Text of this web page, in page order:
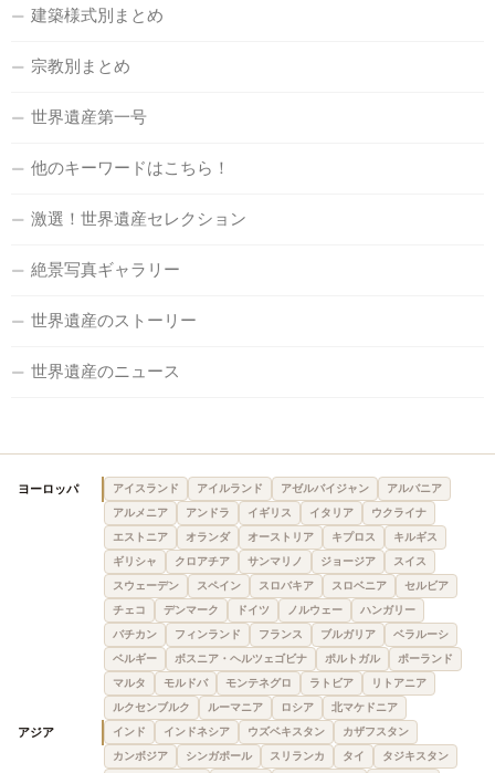
建築様式別まとめ
宗教別まとめ
世界遺産第一号
他のキーワードはこちら！
激選！世界遺産セレクション
絶景写真ギャラリー
世界遺産のストーリー
世界遺産のニュース
ヨーロッパ アイスランド アイルランド アゼルバイジャン
アルバニア
アルメニア
アンドラ イギリス イタリア
ウクライナ
エストニア
オランダ オーストリア キプロス
キルギス
ギリシャ
クロアチア サンマリノ ジョージア
スイス
スウェーデン
スペイン スロバキア スロベニア
セルビア
チェコ
デンマーク ドイツ ノルウェー
ハンガリー
バチカン
フィンランド フランス ブルガリア
ベラルーシ
ベルギー
ボスニア・ヘルツェゴビナ ポルトガル
ポーランド
マルタ
モルドバ モンテネグロ ラトビア
リトアニア
ルクセンブルク
ルーマニア ロシア 北マケドニア
アジア インド インドネシア ウズベキスタン
カザフスタン
カンボジア
シンガポール スリランカ タイ
タジキスタン